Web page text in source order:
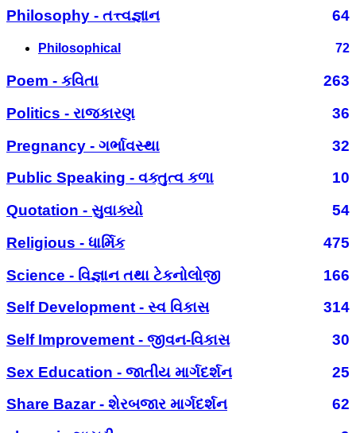
Philosophy - તત્ત્વજ્ઞાન
64
Philosophical 72
Poem - કવિતા
263
Politics - રાજકારણ
36
Pregnancy - ગર્ભાવસ્થા
32
Public Speaking - વક્તુત્વ કળા
10
Quotation - સુવાક્યો
54
Religious - ધાર્મિક
475
Science - વિજ્ઞાન તથા ટેકનોલોજી
166
Self Development - સ્વ વિકાસ
314
Self Improvement - જીવન-વિકાસ
30
Sex Education - જાતીય માર્ગદર્શન
25
Share Bazar - શેરબજાર માર્ગદર્શન
62